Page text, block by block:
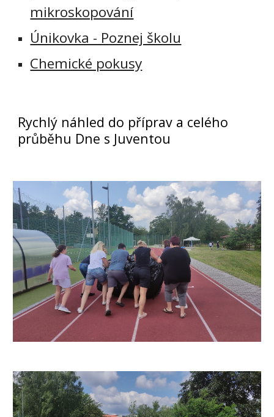
mikroskopování
Únikovka - Poznej školu
Chemické pokusy
Rychlý náhled do příprav a celého
průběhu Dne s Juventou